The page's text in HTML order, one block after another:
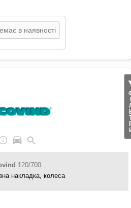
в наявності
120/700
накладка, колеса